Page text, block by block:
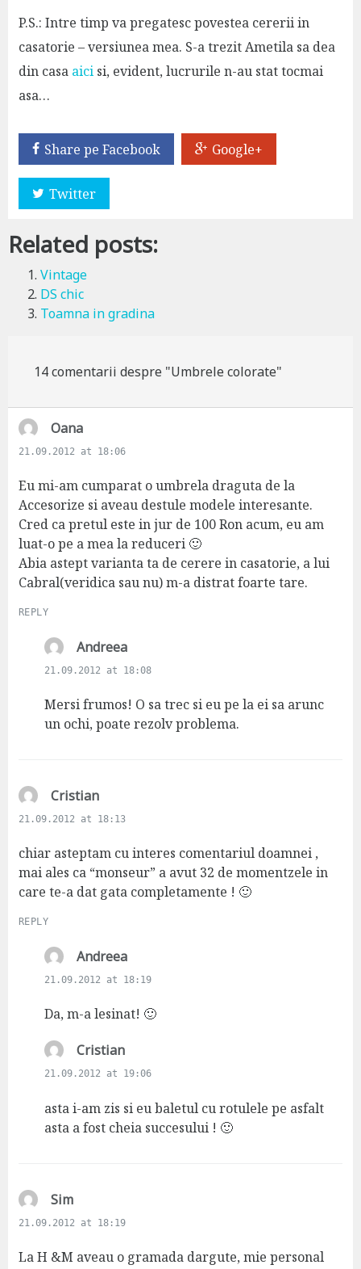
P.S.: Intre timp va pregatesc povestea cererii in
casatorie – versiunea mea. S-a trezit Ametila sa dea
din casa aicisi, evident, lucrurile n-au stat tocmai
asa…
Share pe Facebook Google+
Twitter
Related posts:
Vintage
DS chic
Toamna in gradina
14 comentarii despre "Umbrele colorate"
Oanas
a
s
:
21.09.2012 at 18:06
Eu mi-am cumparat o umbrela draguta de la
Accesorize si aveau destule modele interesante.
Cred ca pretul este in jur de 100 Ron acum, eu am
luat-o pe a mea la reduceri 🙂
Abia astept varianta ta de cerere in casatorie, a lui
Cabral(veridica sau nu) m-a distrat foarte tare.
REPLY
Andreeas
a
s
:
21.09.2012 at 18:08
Mersi frumos! O sa trec si eu pe la ei sa arunc
un ochi, poate rezolv problema.
Cristians
a
s
:
21.09.2012 at 18:13
chiar asteptam cu interes comentariul doamnei ,
mai ales ca “monseur” a avut 32 de momentzele in
care te-a dat gata completamente ! 🙂
REPLY
Andreeas
a
s
21.09.2012 at 18:19
Da, m-a lesinat! 🙂
Cristians
a
s
:
21.09.2012 at 19:06
asta i-am zis si eu baletul cu rotulele pe asfalt
asta a fost cheia succesului ! 🙂
Sims
a
s
21.09.2012 at 18:19
La H &M aveau o gramada dargute, mie personal